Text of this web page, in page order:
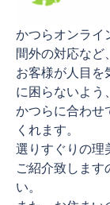
かつらオンライ
間外の対応など、
お客様が人目を
に困らないよう
かつらに合わせ
くれます。
選りすぐりの理
ご紹介致します
い。